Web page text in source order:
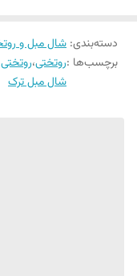
دسته‌بندی: شال مبل و
برچسب‌ها :روتختی،
شال مبل ترک